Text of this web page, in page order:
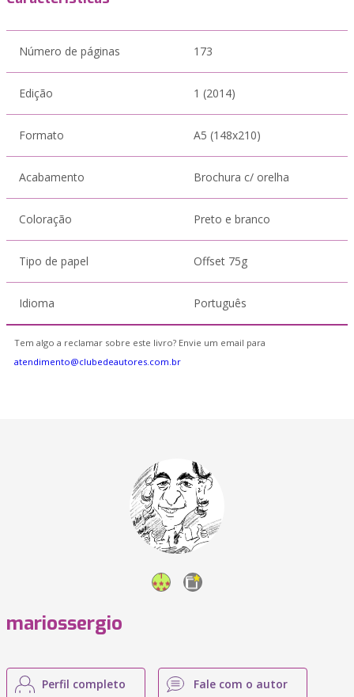
Número de páginas 173
Edição 1 (2014)
Formato A5 (148x210)
Acabamento Brochura c/ orelha
Coloração Preto e branco
Tipo de papel Offset 75g
Idioma Português
Tem algo a reclamar sobre este livro? Envie um email para
atendimento@clubedeautores.com.br
mariossergio
Perfil completo Fale com o autor